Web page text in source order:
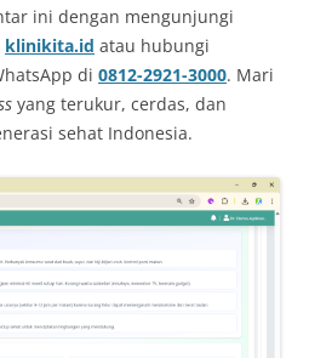
ini dengan mengunjungi
klinikita.id atau hubungi
di 0812-2921-3000. Mari
yang terukur, cerdas, dan
sehat Indonesia.